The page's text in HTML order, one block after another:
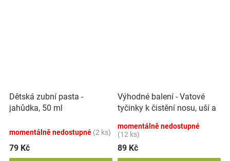
Dětská zubní pasta -
jahůdka, 50 ml
momentálně nedostupné (2 ks)
79 Kč
Výhodné balení - Vatové
tyčinky k čistění nosu, uší a
momentálně nedostupné
(12 ks)
89 Kč